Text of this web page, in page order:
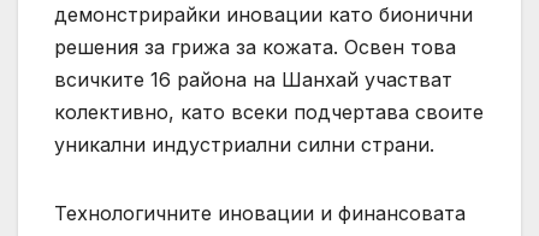
демонстрирайки иновации като бионични
решения за грижа за кожата. Освен това
всичките 16 района на Шанхай участват
колективно, като всеки подчертава своите
уникални индустриални силни страни.
Технологичните иновации и финансовата